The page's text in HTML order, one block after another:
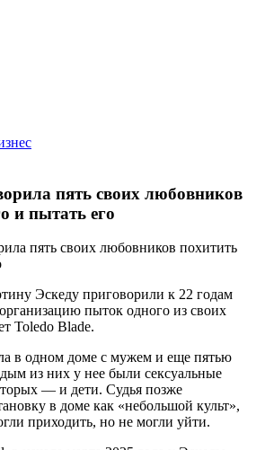
пять своих любовников
и пытать его
Эскеду приговорили к 22 годам
пыток одного из своих
Toledo Blade.
в одном доме с мужем и еще пятью
из них у нее были сексуальные
— и дети. Судья позже
в доме как «небольшой культ»,
приходить, но не могли уйти.